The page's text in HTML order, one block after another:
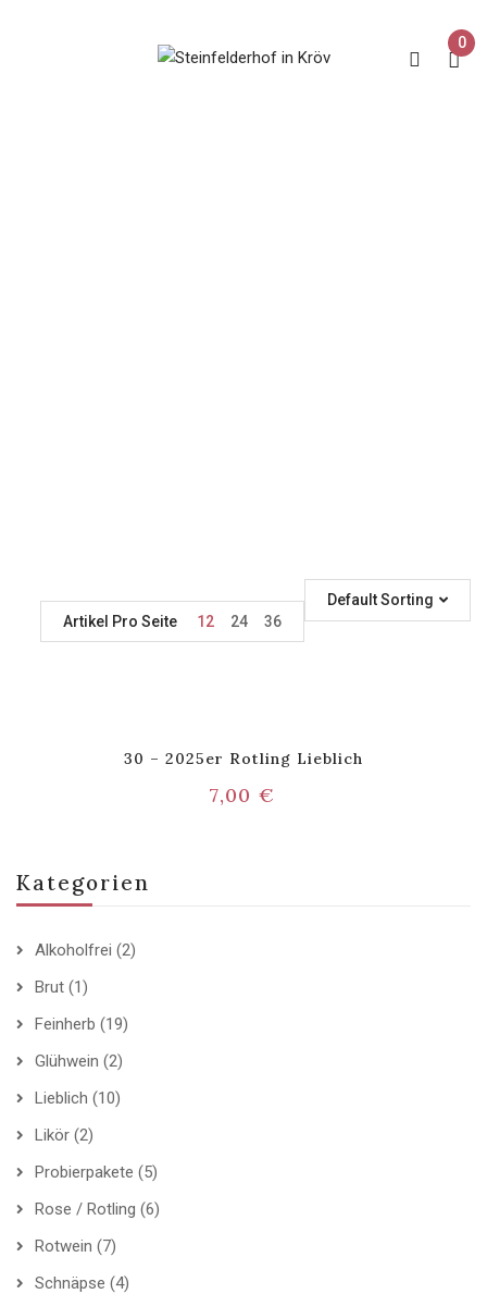
0
Kategorien
Alkoholfrei (2)
Brut (1)
Feinherb (19)
Glühwein (2)
Lieblich (10)
Likör (2)
Probierpakete (5)
Rose / Rotling (6)
Rotwein (7)
Schnäpse (4)
Default Sorting
Artikel Pro Seite
12 24 36
30 – 2025er Rotling Lieblich
7,00€